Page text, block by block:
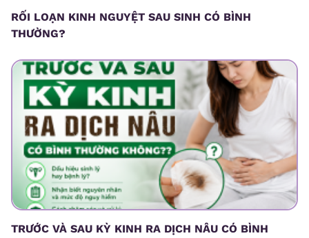
RỐI LOẠN KINH NGUYỆT SAU SINH CÓ BÌNH
THƯỜNG?
TRƯỚC VÀ SAU KỲ KINH RA DỊCH NÂU CÓ BÌNH